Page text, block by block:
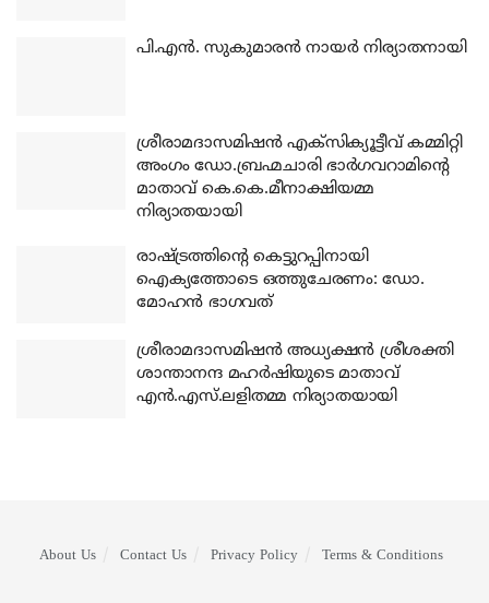
പി.എന്‍. സുകുമാരന്‍ നായര്‍ നിര്യാതനായി
ശ്രീരാമദാസമിഷന്‍ എക്‌സിക്യൂട്ടീവ് കമ്മിറ്റി
അംഗം ഡോ.ബ്രഹ്മചാരി ഭാര്‍ഗവറാമിന്റെ
മാതാവ് കെ.കെ.മീനാക്ഷിയമ്മ
നിര്യാതയായി
രാഷ്ട്രത്തിന്റെ കെട്ടുറപ്പിനായി
ഐക്യത്തോടെ ഒത്തുചേരണം: ഡോ.
മോഹന്‍ ഭാഗവത്
ശ്രീരാമദാസമിഷന്‍ അധ്യക്ഷന്‍ ശ്രീശക്തി
ശാന്താനന്ദ മഹര്‍ഷിയുടെ മാതാവ്
എന്‍.എസ്.ലളിതമ്മ നിര്യാതയായി
About Us Contact Us Privacy Policy Terms & Conditions